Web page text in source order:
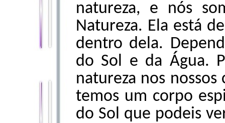
natureza, e nós
Natureza. Ela está
dentro dela.
do Sol e da Água.
natureza nos
temos um corpo
do Sol que podeis